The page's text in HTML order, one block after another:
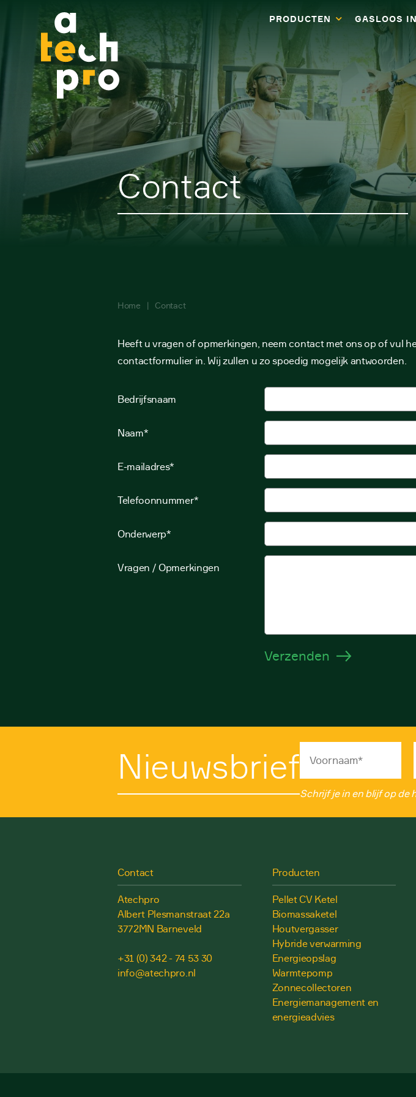
PRODUCTEN GASLOOS
Contact
Home | Contact
Heeft u vragen of opmerkingen, neem contact met ons op of vul
contactformulier in. Wij zullen u zo spoedig mogelijk antwoorden.
Bedrijfsnaam
Naam*
E-mailadres*
Telefoonnummer*
Onderwerp*
Vragen / Opmerkingen
Verzenden
Nieuwsbrief
Schrijf je in en blijf op de
Contact
Atechpro
Albert Plesmanstraat 22a
3772MN Barneveld
+31 (0) 342 - 74 53 30
info@atechpro.nl
Producten
Pellet CV Ketel
Biomassaketel
Houtvergasser
Hybride verwarming
Energieopslag
Warmtepomp
Zonnecollectoren
Energiemanagement en
energieadvies